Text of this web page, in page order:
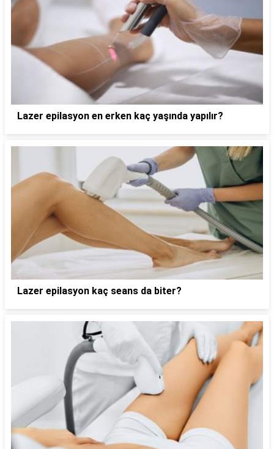
Lazer epilasyon en erken kaç yaşında yapılır?
Lazer epilasyon kaç seans da biter?